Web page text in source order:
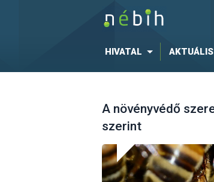
HIVATAL AKTUÁLIS
A növényvédő
szerint